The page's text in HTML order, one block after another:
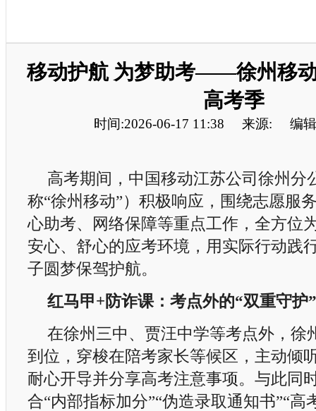
移动护航 为梦助考——徐州移
高考季
时间:2026-06-17 11:38 来源: 编
高考期间，中国移动江苏公司徐州分
称“徐州移动”）积极响应，围绕志愿服
心助考、网络保障等重点工作，全方位
安心、舒心的应考环境，用实际行动践
子圆梦保驾护航。
红马甲+防诈课：考点外的“双重守护”
在徐州三中、贾汪中学等考点外，徐
到位，穿梭在陪考家长等候区，主动倾
耐心开导并分享高考注意事项。与此同
合“内部指标加分”“伪造录取通知书”“高